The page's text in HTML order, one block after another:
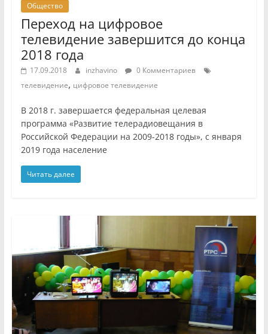
Общество
Переход на цифровое
телевидение завершится до конца
2018 года
17.09.2018 inzhavino
0 Комментариев
телевидение, цифровое телевидение
В 2018 г. завершается федеральная целевая
программа «Развитие телерадиовещания в
Российской Федерации на 2009-2018 годы», с января
2019 года население
Читать далее